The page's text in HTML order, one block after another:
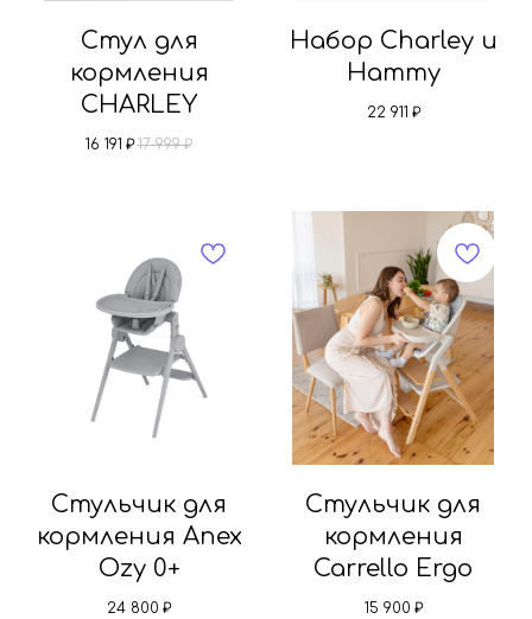
Стул для
кормления
CHARLEY
16 191 ₽ 17 999 ₽
Набор Charley и
Hammy
22 911 ₽
Стульчик для
кормления Anex
Ozy 0+
24 800 ₽
Стульчик для
кормления
Carrello Ergo
15 900 ₽